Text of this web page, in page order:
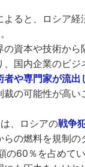
よると、ロシア
の資本や技術から
、国内企業のビ
者や専門家が流出
の可能性が高い
、ロシアの戦争
らの燃料を規制
の60％を占めて